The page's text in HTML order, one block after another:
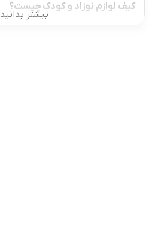
کیف لوازم نوزاد و کودک چیست؟
بیشتر بدانید